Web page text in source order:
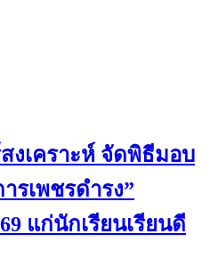
งเคราะห์ จัดพิธีมอบ
รเพชรดำรง”
แก่นักเรียนเรียนดี